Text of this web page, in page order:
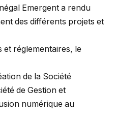
Emergent a rendu
des différents projets et
et réglementaires, le
de la Société
de Gestion et
numérique au